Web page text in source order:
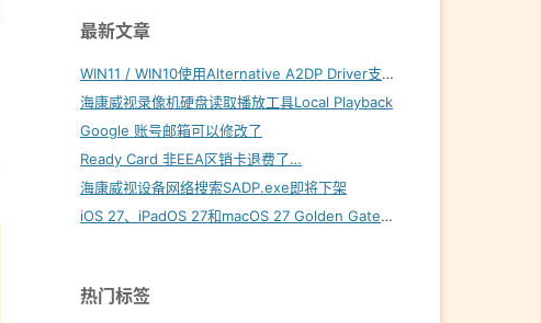
,代码 56,无线网卡
最新文章
WIN11 / WIN10使用Alternative A2DP Driver支持LDAC
海康威视录像机硬盘读取播放工具Local Playback
Google 账号邮箱可以修改了
Ready Card 非EEA区销卡退费了…
海康威视设备网络搜索SADP.exe即将下架
iOS 27、iPadOS 27和macOS 27 Golden Gate内置壁纸下载
热门标签